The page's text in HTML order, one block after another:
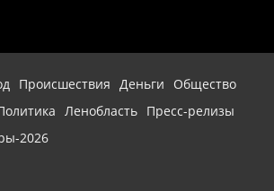
Происшествия Деньги
Общество
Ленобласть Пресс-релизы
2026